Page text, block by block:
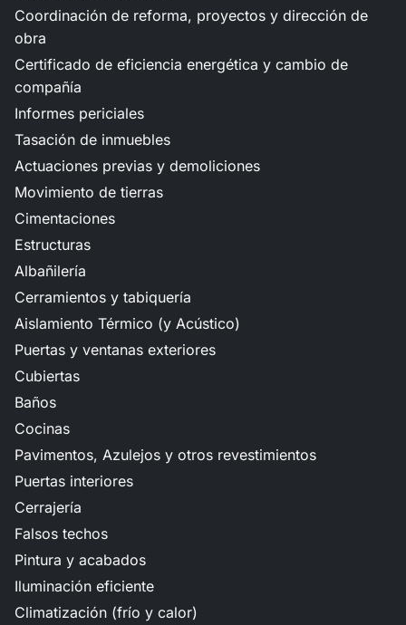
Coordinación de reforma, proyectos y dirección de
obra
Certificado de eficiencia energética y cambio de
compañía
Informes periciales
Tasación de inmuebles
Actuaciones previas y demoliciones
Movimiento de tierras
Cimentaciones
Estructuras
Albañilería
Cerramientos y tabiquería
Aislamiento Térmico (y Acústico)
Puertas y ventanas exteriores
Cubiertas
Baños
Cocinas
Pavimentos, Azulejos y otros revestimientos
Puertas interiores
Cerrajería
Falsos techos
Pintura y acabados
Iluminación eficiente
Climatización (frío y calor)